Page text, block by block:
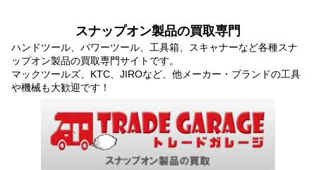
スナップオン製品の買取専門
ハンドツール、パワーツール、工具箱、スキャナーなど各種スナ
ップオン製品の買取専門サイトです。
マックツールズ、KTC、JIROなど、他メーカー・ブランドの工具
や機械も大歓迎です！